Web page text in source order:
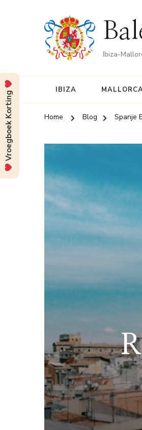
Ibiza-
IBIZA
Home Blog Spanje
Vroegboek Korting